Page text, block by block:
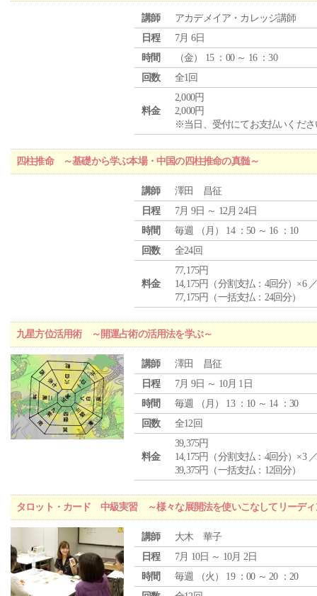
講師
アカデメイア・カレッジ講師
日程
7月 6日
時間
（金） 15 ：00 ～ 16 ：30
回数
全1回
料金
2,000円
2,000円
※当日、受付にてお支払いくださ
四柱推命 ～基礎から学ぶ本場・中国の四柱推命の真髄～
講師
澤田 昌征
日程
7月 9日 ～ 12月 24日
時間
毎週 （ 月 ） 14 ：50 ～ 16 ：10
回数
全24回
料金
77,175円
14,175円（分割支払：4回分）×6
77,175円（一括支払：24回分）
九星方位活用術 ～開運占術の活用法を学ぶ～
講師
澤田 昌征
日程
7月 9日 ～ 10月 1日
時間
毎週 （ 月 ） 13 ：10 ～ 14 ：30
回数
全12回
料金
39,375円
14,175円（分割支払：4回分）×3
39,375円（一括支払：12回分）
タロット・カード 中級実習 ～様々な展開法を使いこなしてリーディ
講師
大木 華子
日程
7月 10日 ～ 10月 2日
時間
毎週 （火 ） 19 ：00 ～ 20 ：20